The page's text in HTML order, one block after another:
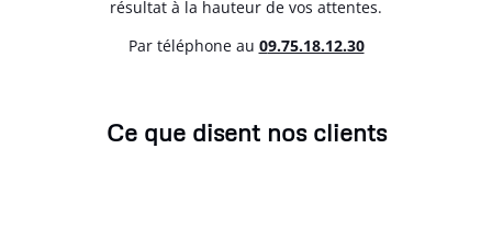
résultat à la hauteur de vos attentes.
Par téléphone au 09.75.18.12.30
Ce que disent nos clients